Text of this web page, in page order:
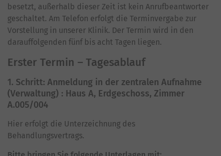
besetzt, außerhalb dieser Zeit ist kein Anrufbeantworter
geschaltet. Am Telefon erfolgt die Terminvergabe zur
Vorstellung in unserer Klinik. Der Termin wird in den
darauffolgenden fünf bis acht Tagen liegen.
Erster Termin – Tagesablauf
1. Schritt: Anmeldung in der zentralen Aufnahme
(Verwaltung) : Haus A, Erdgeschoss, Zimmer
A.005/004
Hier erfolgt die Unterzeichnung des
Behandlungsvertrags.